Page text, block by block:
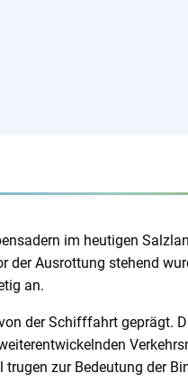
im heutigen
der Ausrottung stehend
an.
der Schifffahrt geprägt.
zur Bedeutung der